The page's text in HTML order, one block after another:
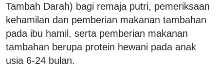
Tambah Darah) bagi remaja putri, pemeriksaan
kehamilan dan pemberian makanan tambahan
pada ibu hamil, serta pemberian makanan
tambahan berupa protein hewani pada anak
usia 6-24 bulan.